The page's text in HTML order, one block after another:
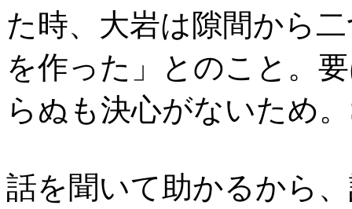
た時、大岩は隙間から
を作った」とのこと。
らぬも決心がないため
話を聞いて助かるから